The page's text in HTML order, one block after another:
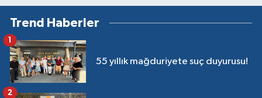
Trend Haberler
55 yıllık mağduriyete suç duyurusu!
1
2